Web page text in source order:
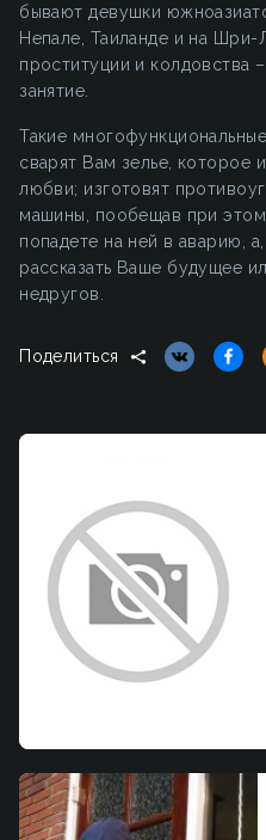
бывают девушки
Непале, Таиланде и на Шри-
проституции и колдовства
занятие.
Такие
сварят Вам зелье, которое
любви; изготовят
машины, пообещав при
попадете на ней в аварию,
рассказать Ваше будущее
недругов.
Поделиться